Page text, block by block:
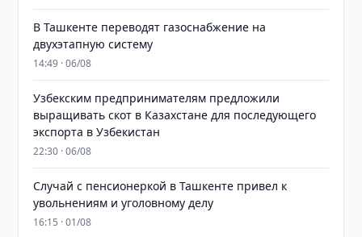
В Ташкенте переводят газоснабжение на
двухэтапную систему
14:49 · 06/08
Узбекским предпринимателям предложили
выращивать скот в Казахстане для последующего
экспорта в Узбекистан
22:30 · 06/08
Случай с пенсионеркой в Ташкенте привел к
увольнениям и уголовному делу
16:15 · 01/08